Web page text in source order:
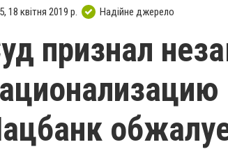
18 квітня 2019 р. Надійне джерело
признал